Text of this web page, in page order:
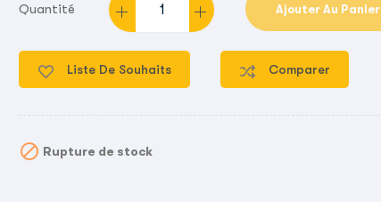
Quantité Ajouter Au Panier
Liste De Souhaits Comparer
 Rupture de stock